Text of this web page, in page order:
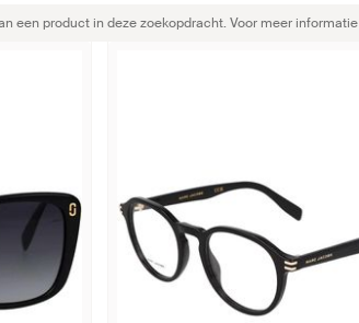
een product in deze zoekopdracht. Voor meer